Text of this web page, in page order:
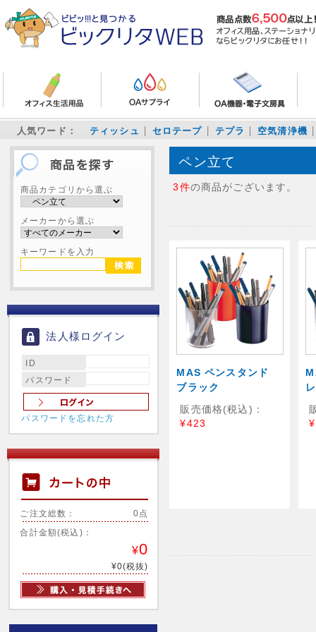
人気ワード： ティッシュ セロテープ テプラ 空気清浄機
商品カテゴリから選ぶ
メーカーから選ぶ
キーワードを入力
法人様ログイン
ID
パスワード
パスワードを忘れた方
ご注文総数： 0点
合計金額(税込)：
¥0
¥0(税抜)
ペン立て
3件の商品がございます。
MAS ペンスタンド
ブラック
販売価格(税込)：
¥423